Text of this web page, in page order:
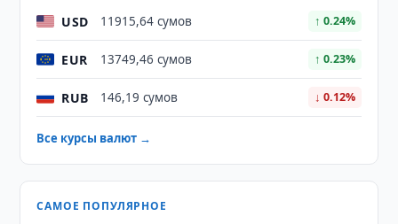
USD 11915,64 сумов ↑ 0.24%
EUR 13749,46 сумов ↑ 0.23%
RUB 146,19 сумов ↓ 0.12%
Все курсы валют →
САМОЕ ПОПУЛЯРНОЕ